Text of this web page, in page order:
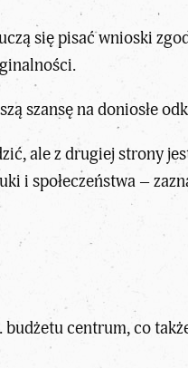
się pisać wnioski
szansę na doniosłe
ale z drugiej strony
i społeczeństwa –
budżetu centrum, co